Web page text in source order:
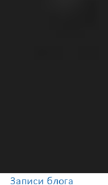
Записи блога